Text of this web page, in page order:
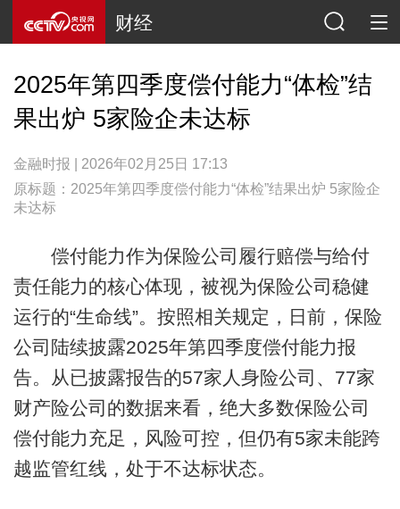
财经
2025年第四季度偿付能力“体检”结
果出炉 5家险企未达标
金融时报 | 2026年02月25日 17:13
原标题：2025年第四季度偿付能力“体检”结果出炉 5家险企
未达标
偿付能力作为保险公司履行赔偿与给付
责任能力的核心体现，被视为保险公司稳健
运行的“生命线”。按照相关规定，日前，保险
公司陆续披露2025年第四季度偿付能力报
告。从已披露报告的57家人身险公司、77家
财产险公司的数据来看，绝大多数保险公司
偿付能力充足，风险可控，但仍有5家未能跨
越监管红线，处于不达标状态。